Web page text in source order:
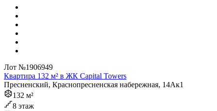
Лот №1906949
Квартира 132 м² в ЖК Capital Towers
Пресненский, Краснопресненская набережная, 14Ак1
132 м²
8 этаж